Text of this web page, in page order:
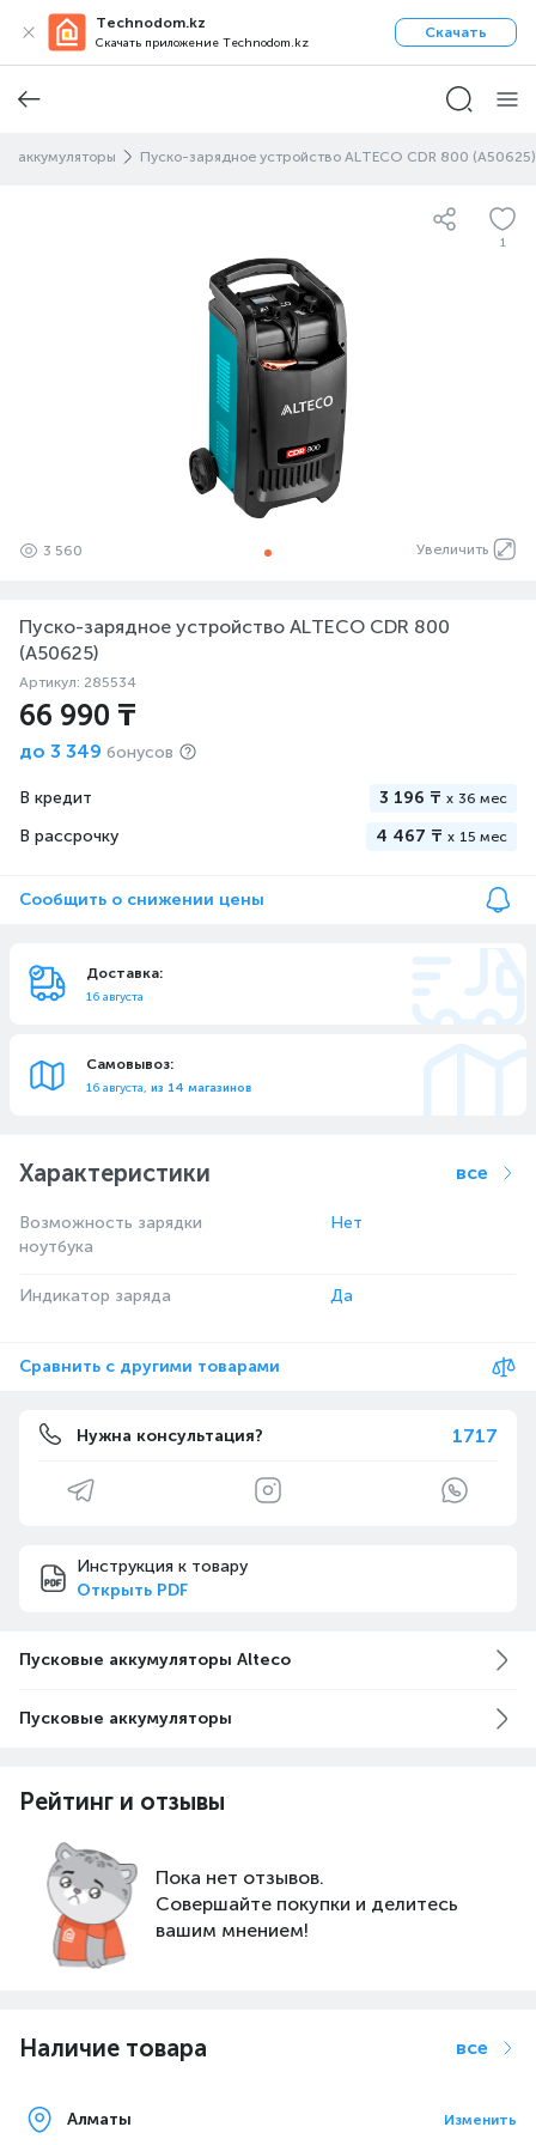
Technodom.kz
Скачать приложение Technodom.kz
Скачать
аккумуляторы Пуско-зарядное устройство ALTECO CDR 800 (A50625)
1
Увеличить
3 560
Пуско-зарядное устройство ALTECO CDR 800
(A50625)
Артикул: 285534
66 990 ₸
до 3 349 бонусов
В кредит 3 196 ₸ x 36 мес
В рассрочку 4 467 ₸ x 15 мес
Сообщить о снижении цены
Доставка:
16 августа
Самовывоз:
16 августа, из 14 магазинов
Характеристики все
Возможность зарядки
ноутбука
Нет
Индикатор заряда Да
Сравнить с другими товарами
Нужна консультация? 1717
Инструкция к товару
Открыть PDF
Пусковые аккумуляторы Alteco
Пусковые аккумуляторы
Рейтинг и отзывы
Пока нет отзывов.
Совершайте покупки и делитесь
вашим мнением!
Наличие товара все
Алматы Изменить